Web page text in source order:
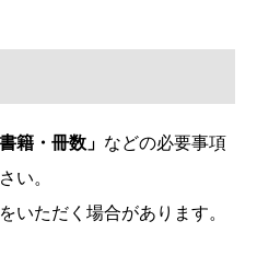
籍・冊数」 などの必要事項
い。
いただく場合があります。